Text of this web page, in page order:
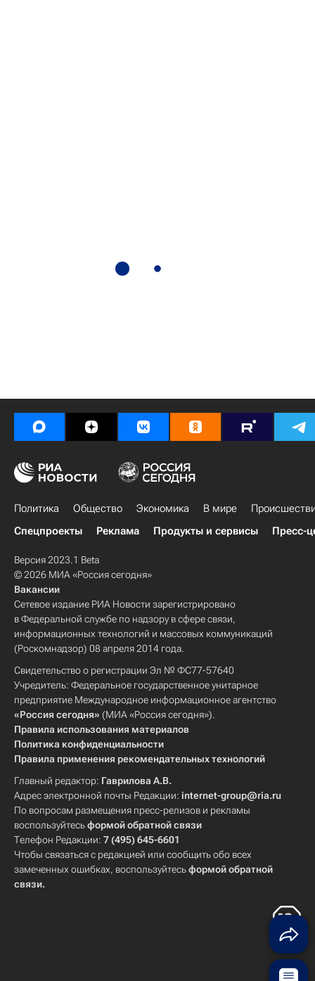
Политика Общество Экономика В мире
Спецпроекты
Реклама Продукты и сервисы Пресс-
Версия 2023.1 Beta
© 2026 МИА «Россия сегодня»
Вакансии
Сетевое издание РИА Новости зарегистрировано
в Федеральной службе по надзору в сфере связи,
информационных технологий и массовых коммуникаций
(Роскомнадзор) 08 апреля 2014 года.
Свидетельство о регистрации Эл № ФС77-57640
Учредитель: Федеральное государственное унитарное
предприятие Международное информационное агентство
«Россия сегодня» (МИА «Россия сегодня»).
Правила использования материалов
Политика конфиденциальности
Правила применения рекомендательных технологий
Главный редактор: Гаврилова А.В.
Адрес электронной почты Редакции: internet-group@ria.ru
По вопросам размещения пресс-релизов и рекламы
воспользуйтесьформой обратной связи
Телефон Редакции: 7 (495) 645-6601
Чтобы связаться с редакцией или сообщить обо всех
замеченных ошибках, воспользуйтесьформой обратной
связи.